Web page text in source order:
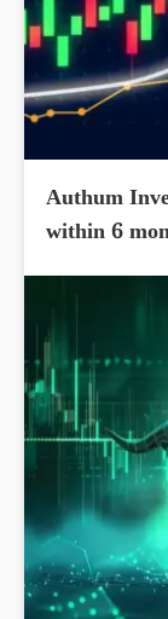
Authum
within 6